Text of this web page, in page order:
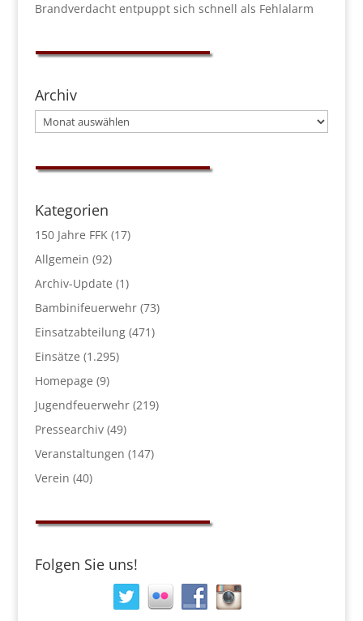
Brandverdacht entpuppt sich schnell als Fehlalarm
Archiv
Archiv
Kategorien
150 Jahre FFK(17)
Allgemein (92)
Archiv-Update (1)
Bambinifeuerwehr(73)
Einsatzabteilung(471)
Einsätze (1.295)
Homepage (9)
Jugendfeuerwehr(219)
Pressearchiv(49)
Veranstaltungen (147)
Verein (40)
Folgen Sie uns!